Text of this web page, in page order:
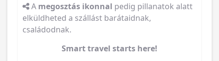
A megosztás ikonnal pedig pillanatok alatt
elküldheted a szállást barátaidnak,
családodnak.
Smart travel starts here!